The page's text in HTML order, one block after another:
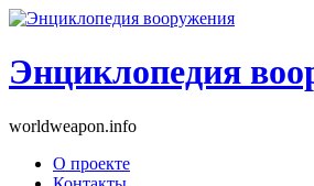
Энциклопедия
worldweapon.info
О проекте